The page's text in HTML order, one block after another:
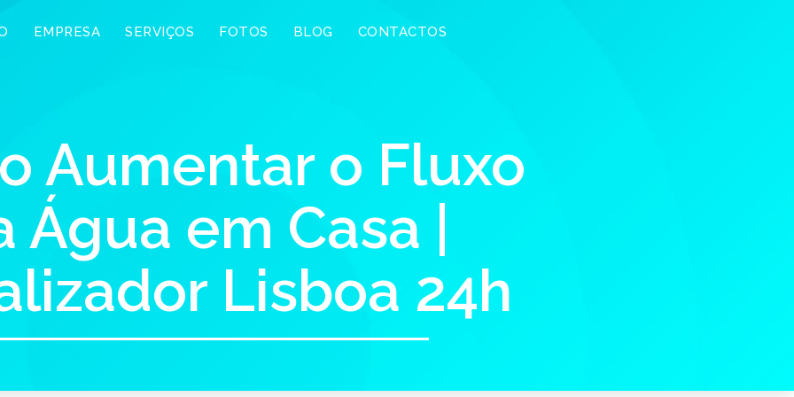
EMPRESA SERVIÇOS FOTOS BLOG CONTACTOS
Aumentar o Fluxo
Água em Casa |
Lisboa 24h